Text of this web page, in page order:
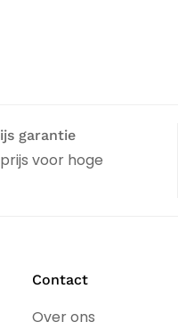
garantie
voor hoge
Contact
Over ons